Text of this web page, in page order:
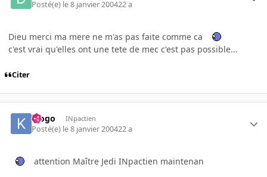
Posté(e) le 8 janvier 200422 a
Dieu merci ma mere ne m'as pas faite comme ca
c'est vrai qu'elles ont une tete de mec c'est pas possible...
Citer
klogo INpactien
Posté(e) le 8 janvier 200422 a
attention Maître Jedi INpactien maintenan